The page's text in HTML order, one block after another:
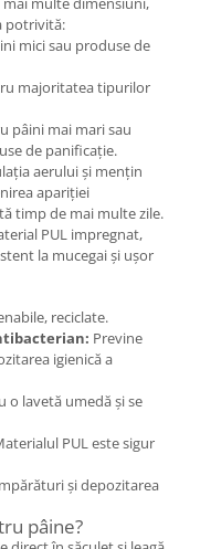
potrivită:
mici sau produse de
majoritatea tipurilor
pâini mai mari sau
de panificație.
aerului și mențin
apariției
timp de mai multe zile.
PUL impregnat,
la mucegai și ușor
reciclate.
Previne
igienică a
o lavetă umedă și se
PUL este sigur
și depozitarea
pâine?